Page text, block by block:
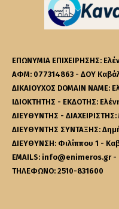
ΕΠΩΝΥΜΙΑ ΕΠΙΧΕΙΡΗΣΗΣ:
ΑΦΜ: 077314863 - ΔΟΥ
ΔΙΚΑΙΟΥΧΟΣ DOMAIN NAME:
ΙΔΙΟΚΤΗΤΗΣ - ΕΚΔΟΤΗΣ:
ΔΙΕΥΘΥΝΤΗΣ -
ΔΙΕΥΘΥΝΤΗΣ ΣΥΝΤΑΞΗΣ:
ΔΙΕΥΘΥΝΣΗ: Φιλίππου 1 -
EMAILS: info@enimeros.gr
ΤΗΛΕΦΩΝΟ: 2510-831600